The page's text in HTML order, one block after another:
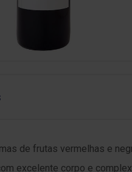
de frutas vermelhas e
excelente corpo e